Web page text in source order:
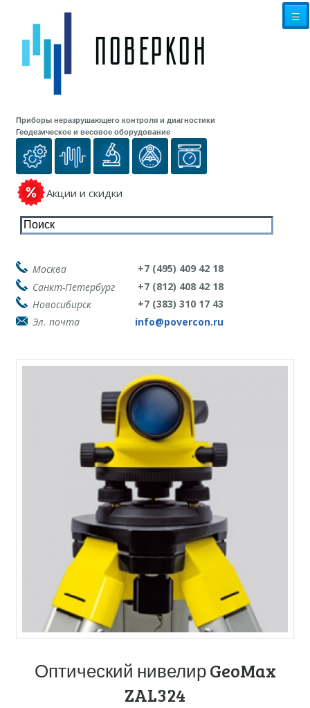
Приборы неразрушающего контроля и диагностики
Геодезическое и весовое оборудование
Акции и скидки
☰
Москва
+7 (495) 409 42 18
Санкт-Петербург
+7 (812) 408 42 18
Новосибирск
+7 (383) 310 17 43
Эл. почта
info@povercon.ru
Оптический нивелир GeoMax
ZAL324